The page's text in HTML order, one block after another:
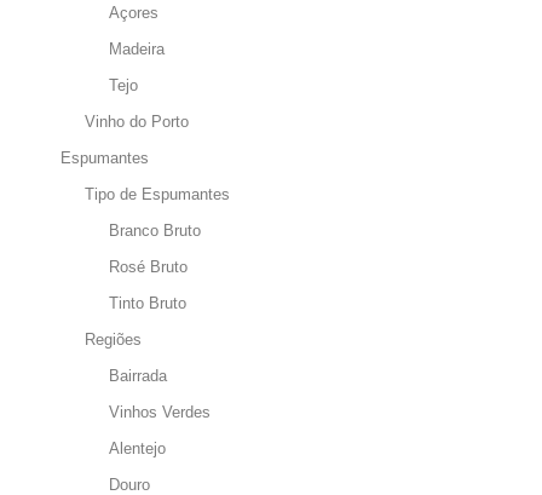
Açores
Madeira
Tejo
Vinho do Porto
Espumantes
Tipo de Espumantes
Branco Bruto
Rosé Bruto
Tinto Bruto
Regiões
Bairrada
Vinhos Verdes
Alentejo
Douro